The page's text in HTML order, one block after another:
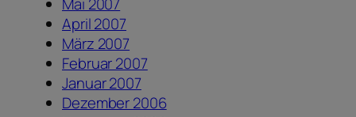
April 2007
März 2007
Februar 2007
Januar 2007
Dezember 2006